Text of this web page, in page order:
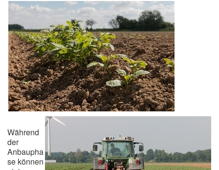
Während
der
Anbaupha
se können